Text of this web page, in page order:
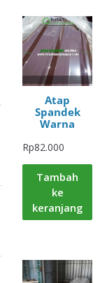
Atap
Spandek
Warna
Rp82.000
Tambah
ke
keranjang